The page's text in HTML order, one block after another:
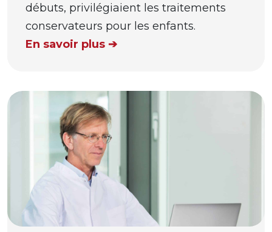
débuts, privilégiaient les traitements
conservateurs pour les enfants.
En savoir plus ➔